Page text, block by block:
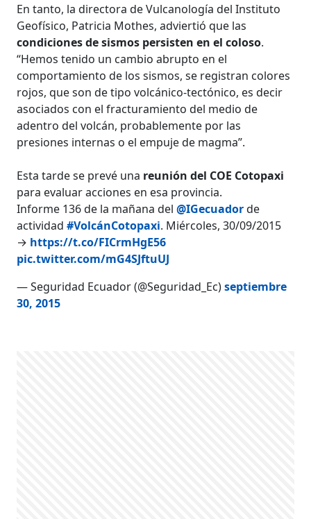
En tanto, la directora de Vulcanología del Instituto
Geofísico, Patricia Mothes, adviertió que las
condiciones de sismos persisten en el coloso.
“Hemos tenido un cambio abrupto en el
comportamiento de los sismos, se registran colores
rojos, que son de tipo volcánico-tectónico, es decir
asociados con el fracturamiento del medio de
adentro del volcán, probablemente por las
presiones internas o el empuje de magma”.
Esta tarde se prevé una reunión del COE Cotopaxi
para evaluar acciones en esa provincia.
Informe 136 de la mañana del@IGecuadorde
actividad#VolcánCotopaxi. Miércoles, 30/09/2015
→ https://t.co/FICrmHgE56
pic.twitter.com/mG4SJftuUJ
— Seguridad Ecuador (@Seguridad_Ec)septiembre
30, 2015